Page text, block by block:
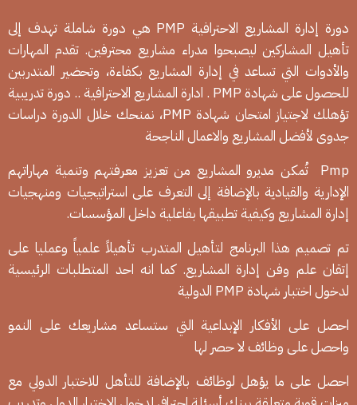
دورة إدارة المشاريع الاحترافية PMP هي دورة شاملة تهدف إلى
تأهيل المشاركين ليصبحوا مدراء مشاريع محترفين. تقدم المهارات
والأدوات التي تساعد في إدارة المشاريع بكفاءة، وتحضير المتدربين
للحصول على شهادة PMP . ادارة المشاريع الاحترافية .. دورة تدريبية
تؤهلك لاجتياز امتحان شهادة PMP، نمنحك خلال الدورة دراسات
جدوى لأفضل المشاريع والاعمال الناجحة
Pmp تُمكن مديرو المشاريع من تعزيز معرفتهم وتنمية مهاراتهم
الإدارية والقيادية بالإضافة إلى التعرف على استراتيجيات ومنهجيات
إدارة المشاريع وكيفية تطبيقها بفاعلية داخل المؤسسات.
تم تصميم هذا البرنامج لتأهيل المتدرب تأهيلاً علمياً وعمليا على
إتقان علم وفن إدارة المشاريع. كما انه احد المتطلبات الرئيسية
لدخول اختبار شهادة PMP الدولية
احصل على الأفكار الإبداعية التي ستساعد مشاريعك على النمو
واحصل على وظائف لا حصر لها
احصل على ما يؤهل لوظائف بالإضافة للتأهل للاختبار الدولي مع